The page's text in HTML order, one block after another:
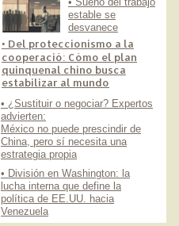
• División en Washington: la
lucha interna que define la
política de EE.UU. hacia
Venezuela
estable se
desvanece
• Del proteccionismo a la
cooperació: Cómo el plan
quinquenal chino busca
estabilizar al mundo
• ¿Sustituir o negociar? Expertos
advierten:
México no puede prescindir de
China, pero sí necesita una
estrategia propia